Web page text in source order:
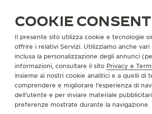
INFORMAZIONI SU DI NOI
SERVIZI
CONTATTI
COOKIE CONSENT
Il presente sito utilizza cookie e tecnologie
offrire i relativi Servizi. Utilizziamo anche vari
inclusa la personalizzazione degli annunci
informazioni, consultare il sito Privacy e
insieme ai nostri cookie analitici e a quelli di
comprendere e migliorare l'esperienza di
dell'utente e per inviare materiale
preferenze mostrate durante la navigazione.